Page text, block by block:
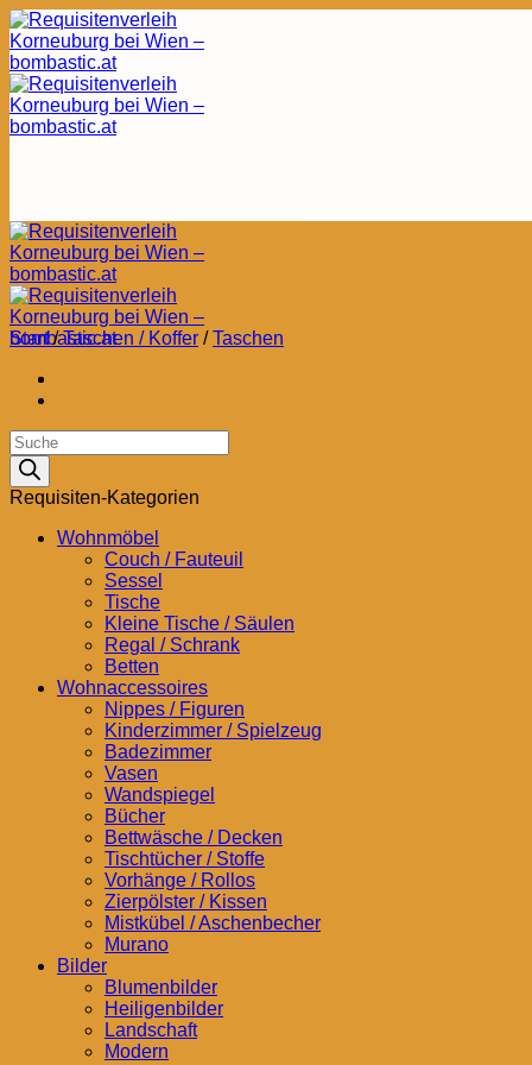
Zum
Inhalt
springen
Start / Taschen / Koffer / Taschen
Products
search
Requisiten-Kategorien
Wohnmöbel
Couch / Fauteuil
Sessel
Tische
Kleine Tische / Säulen
Regal / Schrank
Betten
Wohnaccessoires
Nippes / Figuren
Kinderzimmer / Spielzeug
Badezimmer
Vasen
Wandspiegel
Bücher
Bettwäsche / Decken
Tischtücher / Stoffe
Vorhänge / Rollos
Zierpölster / Kissen
Mistkübel / Aschenbecher
Murano
Bilder
Blumenbilder
Heiligenbilder
Landschaft
Modern